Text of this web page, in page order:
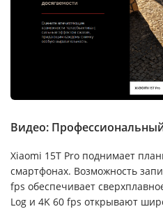
Видео:
Xiaomi 15T Pro поднимает
смартфонах. Возможность
fps обеспечивает
Log и 4K 60 fps открывают